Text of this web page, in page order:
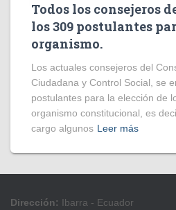
Todos los consejeros
los 309 postulantes
organismo.
Los actuales consejeros del
Ciudadana y Control Social, se
postulantes para la elección de
organismo constitucional, es
cargo algunos Leer más
Dirección: Ibarra - Ecuador